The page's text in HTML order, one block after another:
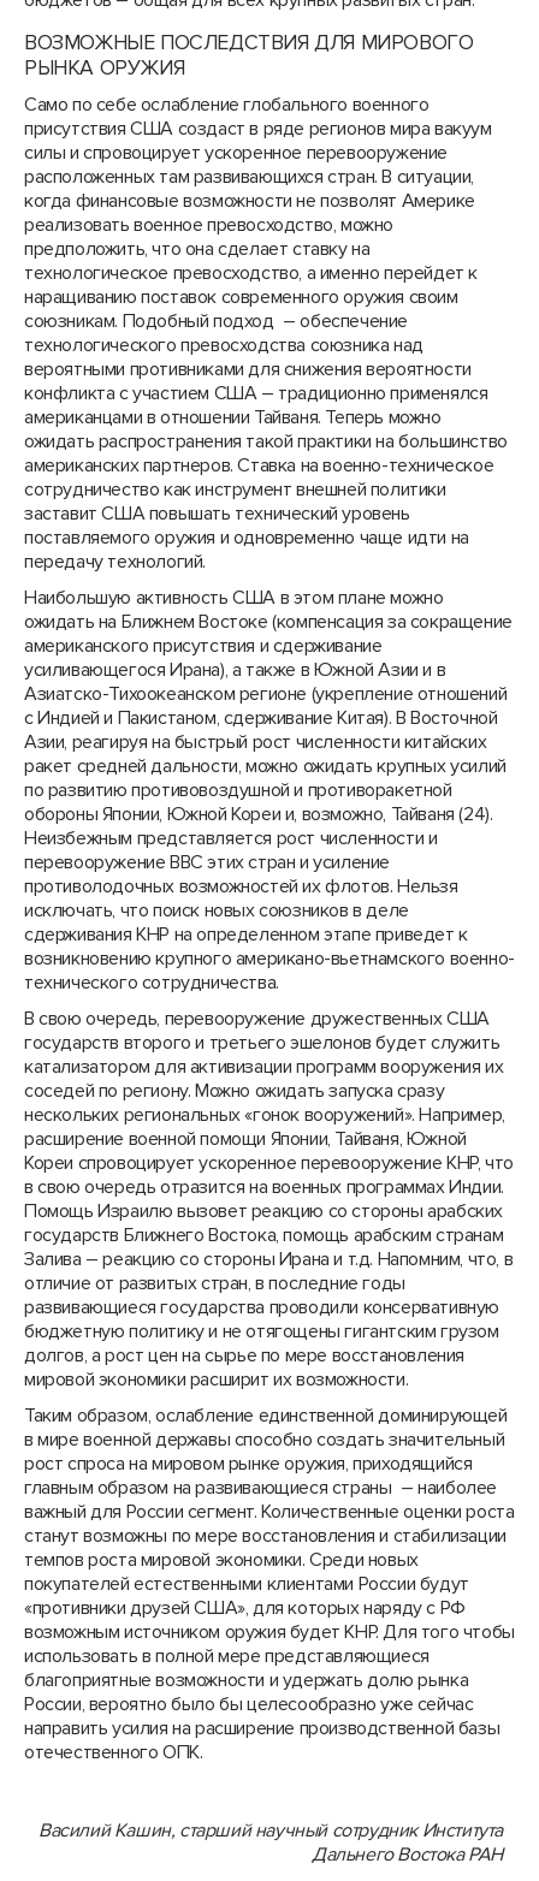
ВОЗМОЖНЫЕ ПОСЛЕДСТВИЯ ДЛЯ МИРОВОГО
РЫНКА ОРУЖИЯ
Само по себе ослабление глобального военного
присутствия США создаст в ряде регионов мира вакуум
силы и спровоцирует ускоренное перевооружение
расположенных там развивающихся стран. В ситуации,
когда финансовые возможности не позволят Америке
реализовать военное превосходство, можно
предположить, что она сделает ставку на
технологическое превосходство, а именно перейдет к
наращиванию поставок современного оружия своим
союзникам. Подобный подход – обеспечение
технологического превосходства союзника над
вероятными противниками для снижения вероятности
конфликта с участием США – традиционно применялся
американцами в отношении Тайваня. Теперь можно
ожидать распространения такой практики на большинство
американских партнеров. Ставка на военно-техническое
сотрудничество как инструмент внешней политики
заставит США повышать технический уровень
поставляемого оружия и одновременно чаще идти на
передачу технологий.
Наибольшую активность США в этом плане можно
ожидать на Ближнем Востоке (компенсация за сокращение
американского присутствия и сдерживание
усиливающегося Ирана), а также в Южной Азии и в
Азиатско-Тихоокеанском регионе (укрепление отношений
с Индией и Пакистаном, сдерживание Китая). В Восточной
Азии, реагируя на быстрый рост численности китайских
ракет средней дальности, можно ожидать крупных усилий
по развитию противовоздушной и противоракетной
обороны Японии, Южной Кореи и, возможно, Тайваня (24).
Неизбежным представляется рост численности и
перевооружение ВВС этих стран и усиление
противолодочных возможностей их флотов. Нельзя
исключать, что поиск новых союзников в деле
сдерживания КНР на определенном этапе приведет к
возникновению крупного американо-вьетнамского военно-
технического сотрудничества.
В свою очередь, перевооружение дружественных США
государств второго и третьего эшелонов будет служить
катализатором для активизации программ вооружения их
соседей по региону. Можно ожидать запуска сразу
нескольких региональных «гонок вооружений». Например,
расширение военной помощи Японии, Тайваня, Южной
Кореи спровоцирует ускоренное перевооружение КНР, что
в свою очередь отразится на военных программах Индии.
Помощь Израилю вызовет реакцию со стороны арабских
государств Ближнего Востока, помощь арабским странам
Залива – реакцию со стороны Ирана и т.д. Напомним, что, в
отличие от развитых стран, в последние годы
развивающиеся государства проводили консервативную
бюджетную политику и не отягощены гигантским грузом
долгов, а рост цен на сырье по мере восстановления
мировой экономики расширит их возможности.
Таким образом, ослабление единственной доминирующей
в мире военной державы способно создать значительный
рост спроса на мировом рынке оружия, приходящийся
главным образом на развивающиеся страны – наиболее
важный для России сегмент. Количественные оценки роста
станут возможны по мере восстановления и стабилизации
темпов роста мировой экономики. Среди новых
покупателей естественными клиентами России будут
«противники друзей США», для которых наряду с РФ
возможным источником оружия будет КНР. Для того чтобы
использовать в полной мере представляющиеся
благоприятные возможности и удержать долю рынка
России, вероятно было бы целесообразно уже сейчас
направить усилия на расширение производственной базы
отечественного ОПК.
Василий Кашин, старший научный сотрудник Института
Дальнего Востока РАН